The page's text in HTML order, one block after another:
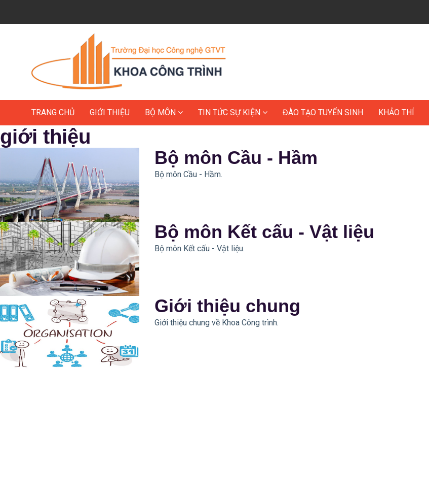
TRANG CHỦ GIỚI THIỆU BỘ MÔN TIN TỨC SỰ KIỆN ĐÀO TẠO TUYỂN SINH KHẢO THÍ
giới thiệu
Bộ môn Cầu - Hầm
Bộ môn Cầu - Hầm.
Bộ môn Kết cấu - Vật liệu
Bộ môn Kết cấu - Vật liệu.
Giới thiệu chung
Giới thiệu chung về Khoa Công trình.